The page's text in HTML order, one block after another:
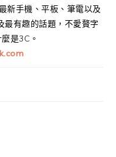
新手機、平板、筆電以及
最有趣的話題，不愛贅字
是3C。